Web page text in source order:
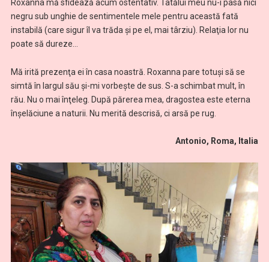
Roxanna mă sfidează acum ostentativ. Tatălui meu nu-i pasă nici
negru sub unghie de sentimentele mele pentru această fată
instabilă (care sigur îl va trăda şi pe el, mai târziu). Relaţia lor nu
poate să dureze…
Mă irită prezenţa ei în casa noastră. Roxanna pare totuşi să se
simtă în largul său şi-mi vorbeşte de sus. S-a schimbat mult, în
rău. Nu o mai înţeleg. După părerea mea, dragostea este eterna
înşelăciune a naturii. Nu merită descrisă, ci arsă pe rug.
Antonio, Roma, Italia